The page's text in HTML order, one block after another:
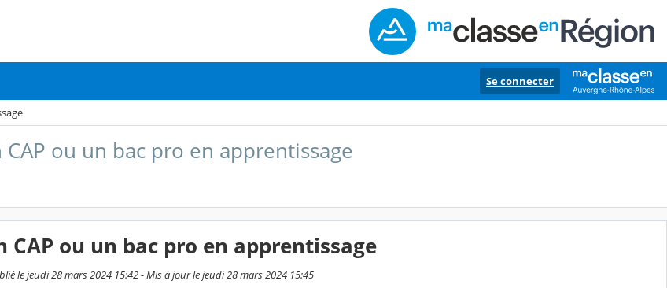
Se connecter
ou un bac pro en apprentissage
CAP ou un bac pro en apprentissage
le jeudi 28 mars 2024 15:42 - Mis à jour le jeudi 28 mars 2024 15:45